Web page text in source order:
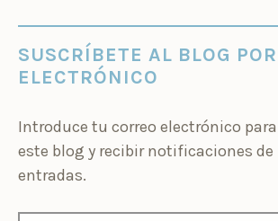
SUSCRÍBETE AL BLOG
ELECTRÓNICO
Introduce tu correo electrónico
este blog y recibir notificaciones de
entradas.